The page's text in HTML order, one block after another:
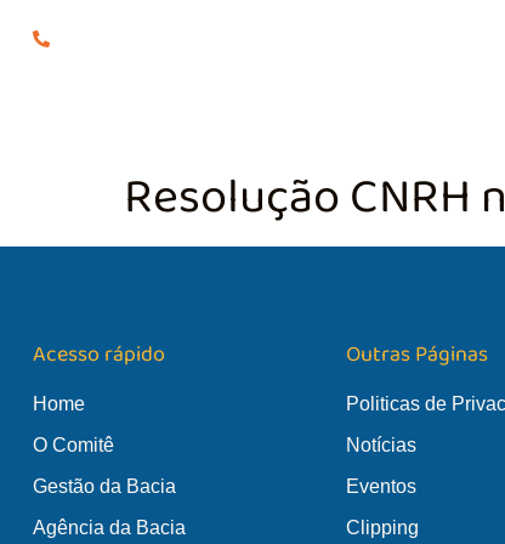
Resolução CNRH
Acesso rápido
Home
O Comitê
Gestão da Bacia
Agência da Bacia
Outras Páginas
Politicas de
Notícias
Eventos
Clipping